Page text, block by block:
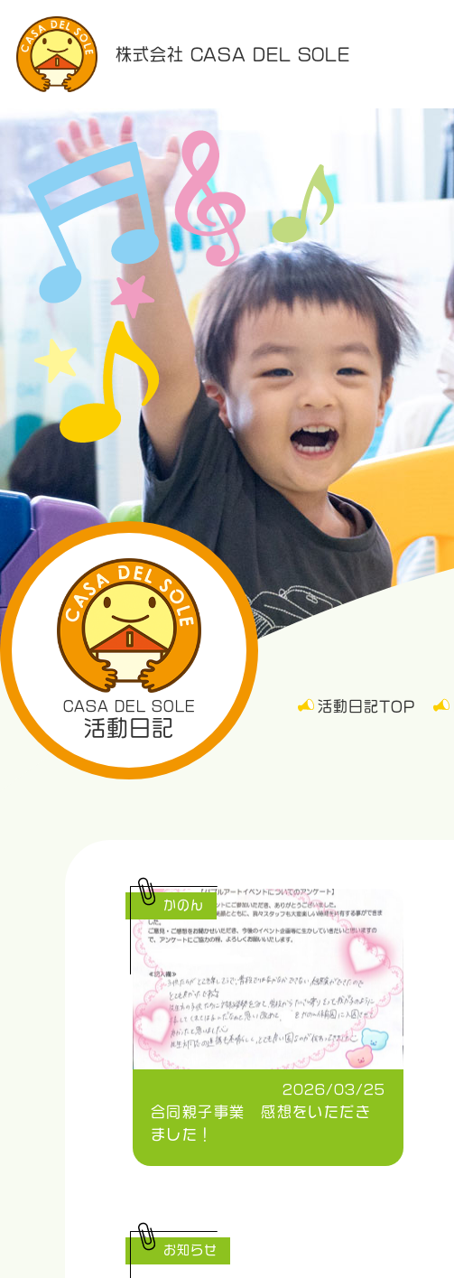
株式会社 CASA DEL SOLE
CASA DEL SOLE
活動日記
活動日記TOP
2026/03/25
合同親子事業 感想をいただき
ました！
かのん
お知らせ